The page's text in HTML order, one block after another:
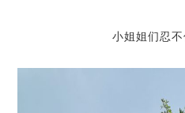
小姐姐们忍